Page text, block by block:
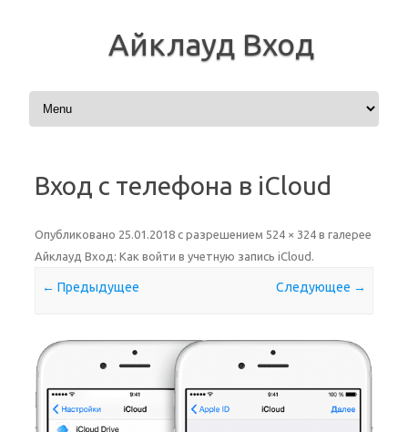
Айклауд Вход
Перейти к содержимому
Вход с телефона в iCloud
Опубликовано 25.01.2018 с разрешением 524 × 324 в галерее
Айклауд Вход: Как войти в учетную запись iCloud .
← Предыдущее Следующее →